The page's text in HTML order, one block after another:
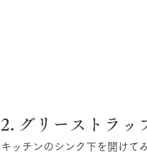
2. グリーストラッ
キッチンのシンク下を開けて